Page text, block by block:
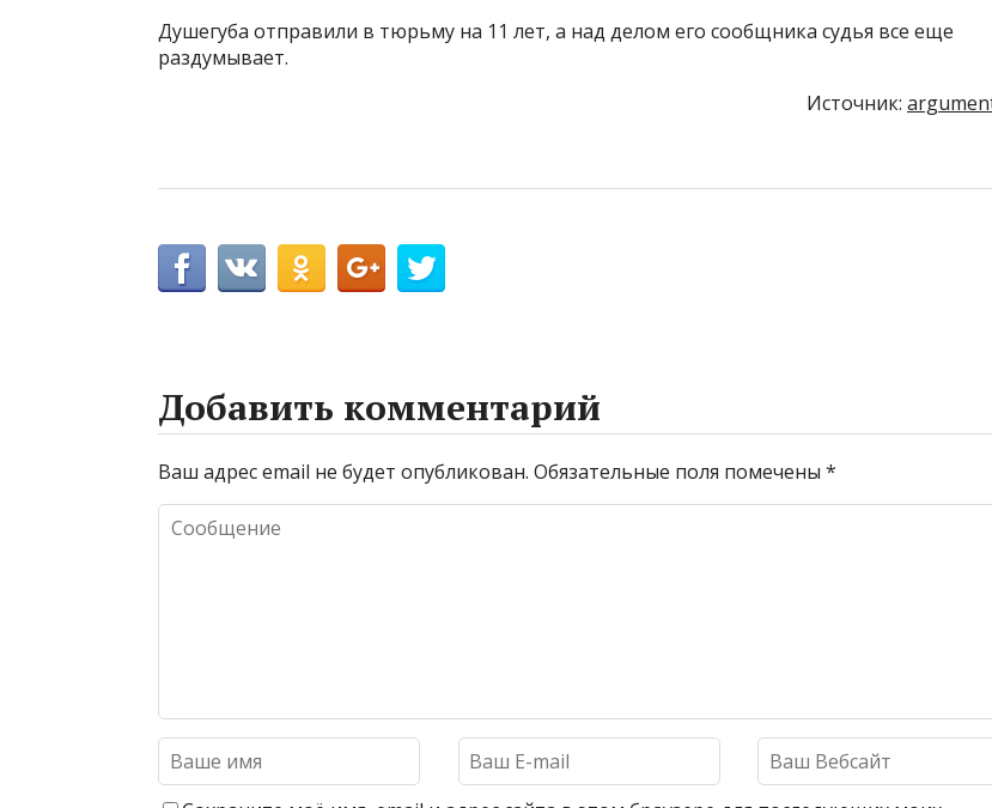
Душегуба отправили в тюрьму на 11 лет, а над делом его сообщника судья все еще
раздумывает.
Источник:
Добавить комментарий
Ваш адрес email не будет опубликован. Обязательные поля помечены *